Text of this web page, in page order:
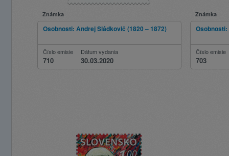
Známka
Osobnosti: Andrej Sládkovič (1820 – 1872)
Číslo emisie
710
Dátum vydania
30.03.2020
Známka
Osobnosti:
Číslo emisie
703